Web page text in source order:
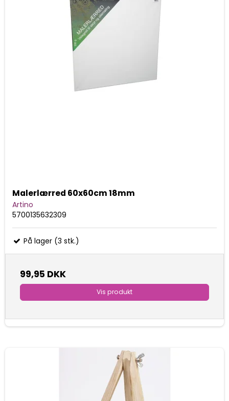
Malerlærred 60x60cm 18mm
Artino
5700135632309
På lager (3 stk.)
99,95 DKK
Vis produkt